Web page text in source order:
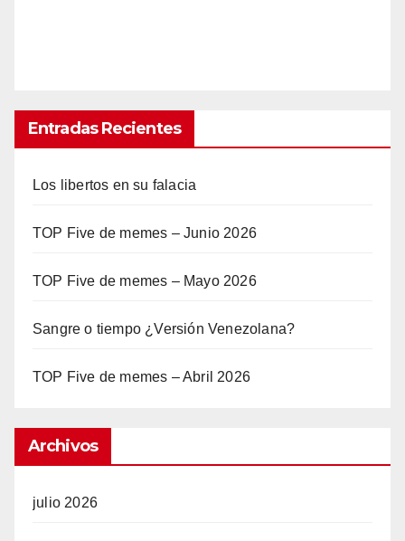
Entradas Recientes
Los libertos en su falacia
TOP Five de memes – Junio 2026
TOP Five de memes – Mayo 2026
Sangre o tiempo ¿Versión Venezolana?
TOP Five de memes – Abril 2026
Archivos
julio 2026